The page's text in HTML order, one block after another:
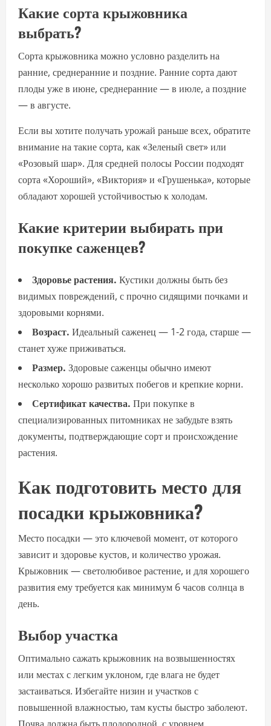
Какие сорта крыжовника
выбрать?
Сорта крыжовника можно условно разделить на
ранние, среднеранние и поздние. Ранние сорта дают
плоды уже в июне, среднеранние — в июле, а поздние
— в августе.
Если вы хотите получать урожай раньше всех, обратите
внимание на такие сорта, как «Зеленый свет» или
«Розовый шар». Для средней полосы России подходят
сорта «Хороший», «Виктория» и «Грушенька», которые
обладают хорошей устойчивостью к холодам.
Какие критерии выбирать при
покупке саженцев?
Здоровье растения. Кустики должны быть без
видимых повреждений, с прочно сидящими почками и
здоровыми корнями.
Возраст. Идеальный саженец — 1-2 года, старше —
станет хуже приживаться.
Размер. Здоровые саженцы обычно имеют
несколько хорошо развитых побегов и крепкие корни.
Сертификат качества. При покупке в
специализированных питомниках не забудьте взять
документы, подтверждающие сорт и происхождение
растения.
Как подготовить место для
посадки крыжовника?
Место посадки — это ключевой момент, от которого
зависит и здоровье кустов, и количество урожая.
Крыжовник — светолюбивое растение, и для хорошего
развития ему требуется как минимум 6 часов солнца в
день.
Выбор участка
Оптимально сажать крыжовник на возвышенностях
или местах с легким уклоном, где влага не будет
застаиваться. Избегайте низин и участков с
повышенной влажностью, там кусты быстро заболеют.